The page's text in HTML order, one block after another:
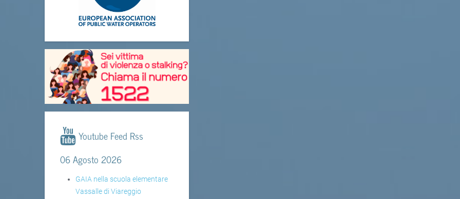
Youtube Feed Rss
06 Agosto 2026
GAIA nella scuola elementare
Vassalle di Viareggio